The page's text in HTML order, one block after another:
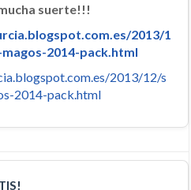
suerte!!!
2013/1
2014-pack.html
2013/12/s
2014-pack.html